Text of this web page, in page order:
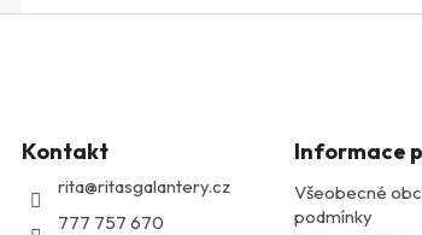
Kontakt
rita@ritasgalantery.cz
777 757 670
Informace
Všeobecné
podmínky